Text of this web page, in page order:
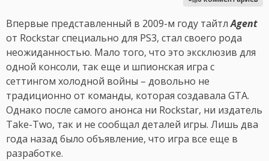
Впервые представленный в 2009-м году тайтлAgent
от Rockstar специально для PS3, стал своего рода
неожиданностью. Мало того, что это эксклюзив для
одной консоли, так еще и шпионская игра с
сеттингом холодной войны – довольно не
традиционно от команды, которая создавала GTA.
Однако после самого анонса ни Rockstar, ни издатель
Take-Two, так и не сообщал деталей игры. Лишь два
года назад было объявление, что игра все еще в
разработке.